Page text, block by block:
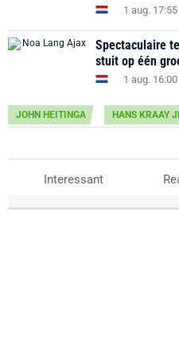
1 aug. 17:55
Spectaculaire
stuit op één
1 aug. 16:00
JOHN HEITINGA HANS KRAAY
Interessant